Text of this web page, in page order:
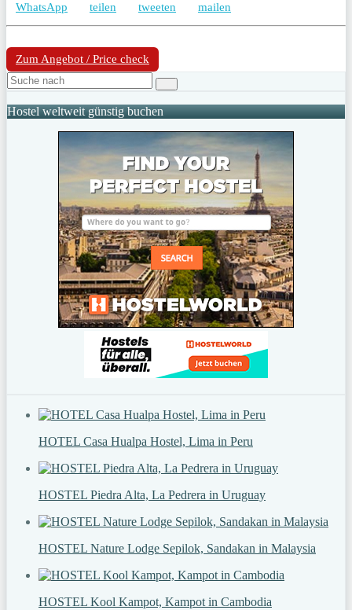
WhatsApp
teilen tweeten mailen
Zum Angebot / Price check
Hostel weltweit günstig buchen
HOTEL Casa Hualpa Hostel, Lima in Peru
HOSTEL Piedra Alta, La Pedrera in Uruguay
HOSTEL Nature Lodge Sepilok, Sandakan in Malaysia
HOSTEL Kool Kampot, Kampot in Cambodia